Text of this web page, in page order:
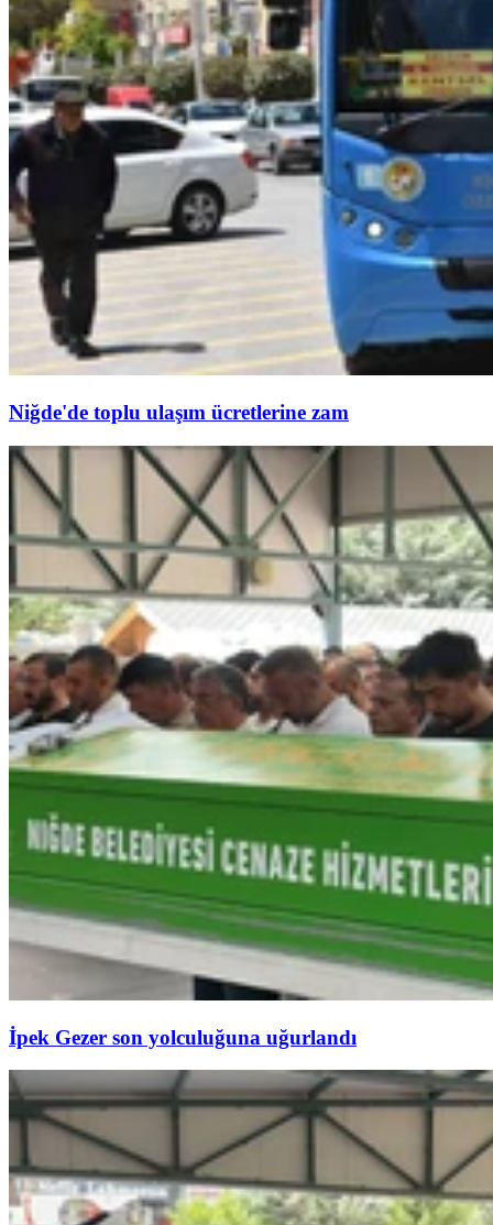
Niğde'de toplu ulaşım ücretlerine zam
İpek Gezer son yolculuğuna uğurlandı